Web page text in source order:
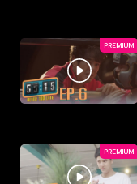
PREMIUM
PREMIUM